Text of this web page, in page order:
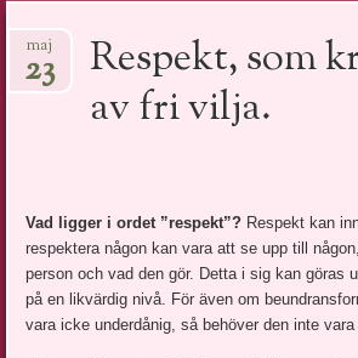
Skip
to
Respekt, som
av fri vilja.
maj
23
Vad ligger i ordet ”respekt”? Respekt kan
respektera någon kan vara att se upp till
person och vad den gör. Detta i sig kan göras
på en likvärdig nivå. För även om
vara icke underdånig, så behöver den inte